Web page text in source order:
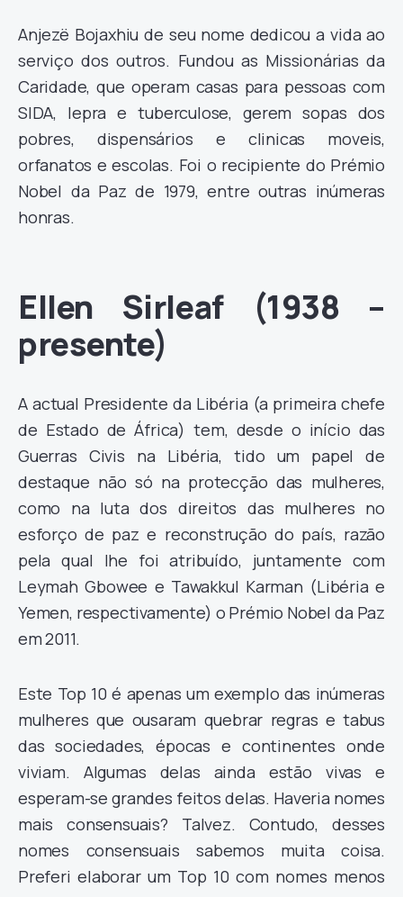
Anjezë Bojaxhiu de seu nome dedicou a vida ao
serviço dos outros. Fundou as Missionárias da
Caridade, que operam casas para pessoas com
SIDA, lepra e tuberculose, gerem sopas dos
pobres, dispensários e clinicas moveis,
orfanatos e escolas. Foi o recipiente do Prémio
Nobel da Paz de 1979, entre outras inúmeras
honras.
Ellen Sirleaf (1938 –
presente)
A actual Presidente da Libéria (a primeira chefe
de Estado de África) tem, desde o início das
Guerras Civis na Libéria, tido um papel de
destaque não só na protecção das mulheres,
como na luta dos direitos das mulheres no
esforço de paz e reconstrução do país, razão
pela qual lhe foi atribuído, juntamente com
Leymah Gbowee e Tawakkul Karman (Libéria e
Yemen, respectivamente) o Prémio Nobel da Paz
em 2011.
Este Top 10 é apenas um exemplo das inúmeras
mulheres que ousaram quebrar regras e tabus
das sociedades, épocas e continentes onde
viviam. Algumas delas ainda estão vivas e
esperam-se grandes feitos delas. Haveria nomes
mais consensuais? Talvez. Contudo, desses
nomes consensuais sabemos muita coisa.
Preferi elaborar um Top 10 com nomes menos